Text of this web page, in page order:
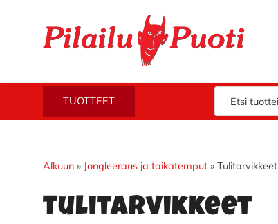
ensisijaiseen
valikkoon
pääsisältöön
ensisijaiseen
sivupalkkiin
alatunnisteeseen
Pilailupuoti
Piloilla
Klikkaa
tutustu
TUOTTEET
Alkuun» Jongleeraus ja taikatemput» Tulitarvikkeet
Tulitarvikkeet